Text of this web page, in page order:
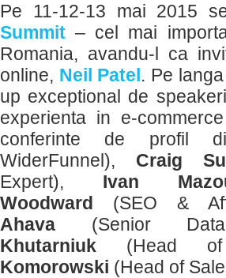
Pe 11-12-13 mai 2015
Summit – cel mai
Romania, avandu-l ca
online, Neil Patel. Pe
up exceptional de
experienta in e-
conferinte de profil
WiderFunnel), Craig
Expert), Ivan
Woodward (SEO &
Ahava (Senior Data
Khutarniuk (Head of
Komorowski (Head of